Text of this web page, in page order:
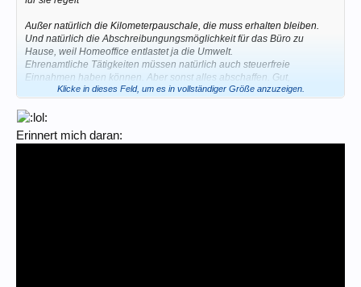
Außer natürlich die Kilometerpauschale, die muss erhalten bleiben.
Und natürlich die Abschreibungungsmöglichkeit für das Büro zu
Hause, weil Homeoffice entlastet ja die Umwelt.
Ehrenamtliche Tätigkeiten müssen natürlich auch steuerfreie
Einnahmen haben können. Aber sonst alles abschaffen. Gut,
Biolebensmittel sollten steuerbegünstigt sein, wegen dem Tierwohl.
Quellen, der sollte auch begünstigt sein. Aber sonst brauchen wir
wirklich nichts. Leute mit mehreren Kindern sollten natürlich
Freibeträge haben, klar. Der Rest kann weg. Grundsätzlich aber
Klicke in dieses Feld, um es in vollständiger Größe anzuzeigen.
Erinnert mich daran: